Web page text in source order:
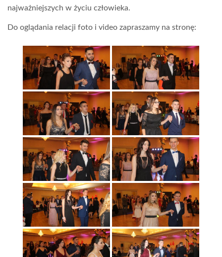
najważniejszych w życiu człowieka.
Do oglądania relacji foto i video zapraszamy na stronę: